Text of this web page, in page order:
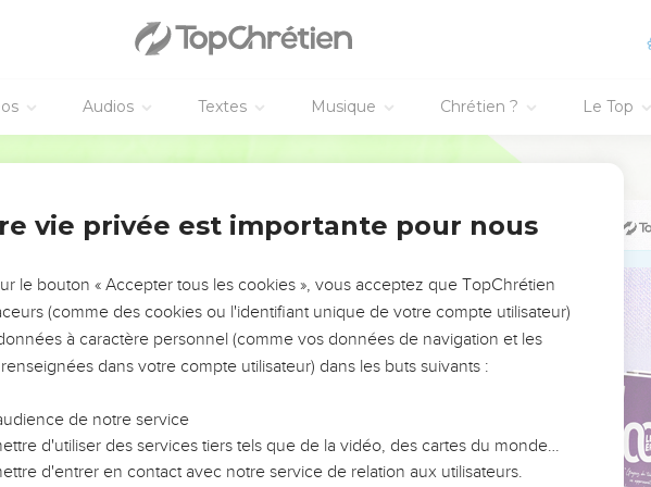
Audios Textes Musique Chrétien ? Le Top
sacrificateurs et par les scribes, qu’il soit mis à mort et qu’il ressuscite trois jours
Et Pierre le prit à part et se mit à lui faire des reproches.
celles de Dieu, mais celles des hommes.
ses disciples et leur dit : Si quelqu’un veut venir après moi, qu’il renonce à lui-
sa croix et qu’il me suive.
sauver sa vie la perdra, mais quiconque perdra sa vie à cause de moi et de
de gagner le monde entier, s’il perd son âme ?
en échange de son âme ?
honte de moi et de mes paroles au milieu de cette génération adultère et
aussi aura honte de lui, quand il viendra dans la gloire de son Père avec les
vie privée est importante pour nous
le bouton « Accepter tous les cookies », vous acceptez que TopChrétien
(comme des cookies ou l'identifiant unique de votre compte utilisateur)
à caractère personnel (comme vos données de navigation et les
dans votre compte utilisateur) dans les buts suivants :
de notre service
d'utiliser des services tiers tels que de la vidéo, des cartes du monde…
d'entrer en contact avec notre service de relation aux utilisateurs.